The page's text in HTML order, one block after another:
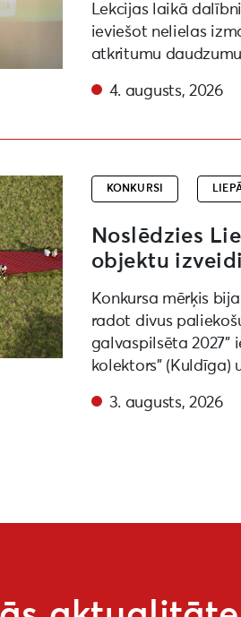
Lekcijas laikā
ieviešot nelielas
atkritumu
4. augusts, 2026
KONKURSI
Noslēdzies
objektu
Konkursa mērķis
radot divus
galvaspilsēta 2027”
kolektors” (Kuldīga)
3. augusts, 2026